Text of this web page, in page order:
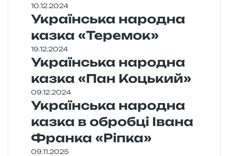
10.12.2024
Українська народна
казка «Теремок»
19.12.2024
Українська народна
казка «Пан Коцький»
09.12.2024
Українська народна
казка в обробці Івана
Франка «Ріпка»
09.11.2025